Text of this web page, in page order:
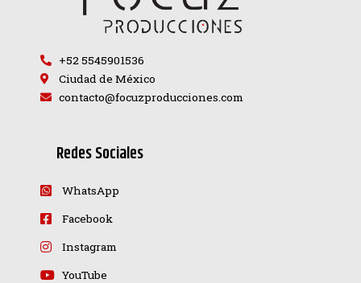
+52 5545901536
Ciudad de México
contacto@focuzproducciones.com
Redes Sociales
WhatsApp
Facebook
Instagram
YouTube